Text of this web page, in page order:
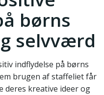
børns
selvværd
indflydelse på børns
brugen af staffeliet får
deres kreative ideer og